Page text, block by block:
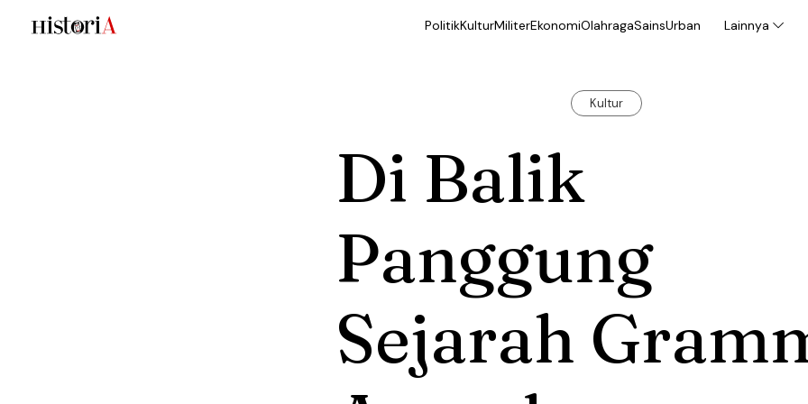
PolitikKulturMiliterEkonomiOlahragaSainsUrban Lainnya
Kultur
Di Balik
Panggung
Sejarah